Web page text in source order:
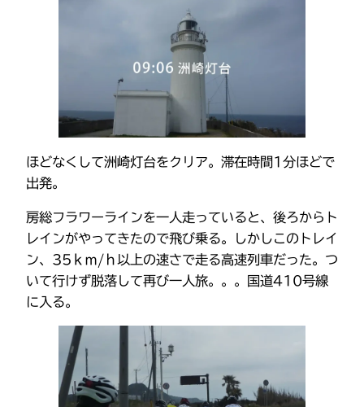
ほどなくして洲崎灯台をクリア。滞在時間1分ほどで
出発。
房総フラワーラインを一人走っていると、後ろからト
レインがやってきたので飛び乗る。しかしこのトレイ
ン、35ｋｍ/ｈ以上の速さで走る高速列車だった。つ
いて行けず脱落して再び一人旅。。。国道410号線
に入る。